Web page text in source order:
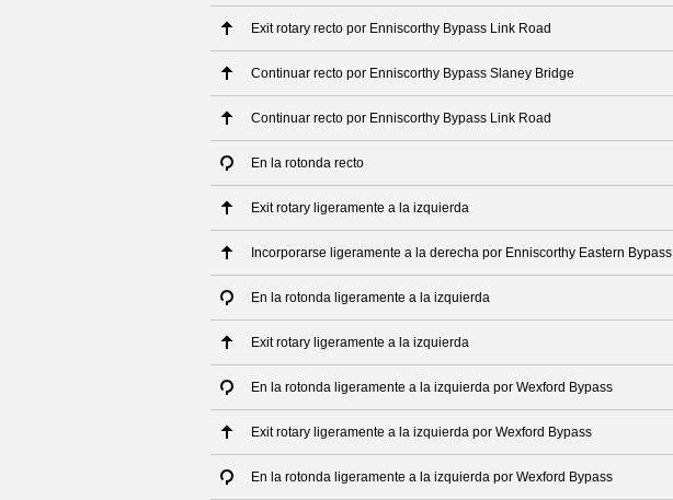
Exit rotary recto por Enniscorthy Bypass Link Road
Continuar recto por Enniscorthy Bypass Slaney Bridge
Continuar recto por Enniscorthy Bypass Link Road
En la rotonda recto
Exit rotary ligeramente a la izquierda
Incorporarse ligeramente a la derecha por Enniscorthy Eastern Bypass
En la rotonda ligeramente a la izquierda
Exit rotary ligeramente a la izquierda
En la rotonda ligeramente a la izquierda por Wexford Bypass
Exit rotary ligeramente a la izquierda por Wexford Bypass
En la rotonda ligeramente a la izquierda por Wexford Bypass